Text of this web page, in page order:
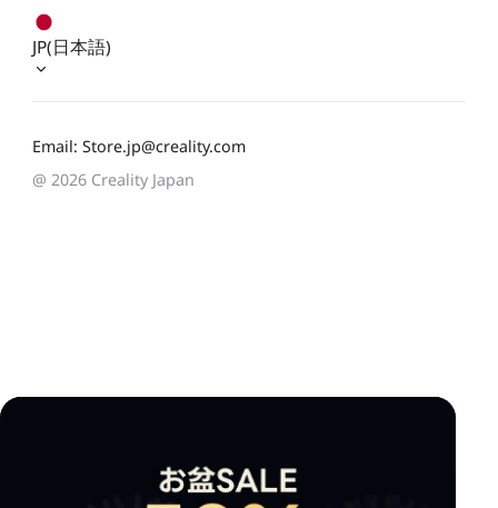
Email: Store.jp@creality.com
JP(日本語)
@ 2026 Creality Japan